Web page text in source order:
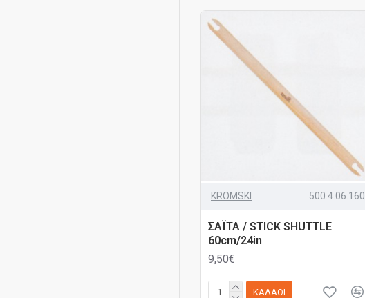
KROMSKI 500.4.06.160
ΣΑΪΤΑ / STICK SHUTTLE
60cm/24in
9,50€
ΚΑΛΆΘΙ